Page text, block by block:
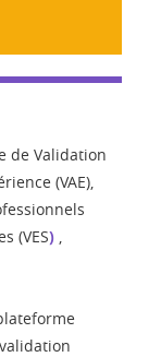
de Validation
(VAE),
(VES) ,